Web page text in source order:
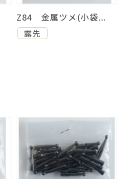
Z84 金属ツメ(小袋...
露先